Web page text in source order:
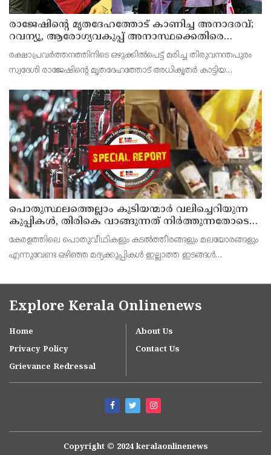
രാജേഷിന്റെ മൃതദേഹത്തോട് കാണിച്ച അനാദരവ്;
റവന്യൂ, ആരോഗ്യവകുപ്പ് അനാസ്ഥക്കെതിരെ
കടുത്ത നടപടി വേണം; ഡിവൈഎഫ്ഐ
ശക്തമായ പ്രതിഷേധത്തിലേക്ക്
രക്ഷാപ്രവർത്തനത്തിനിടെ ഒഴുക്കിൽപെട്ട് മരിച്ച തിരുവനന്തപുരം
സ്വദേശി രാജേഷിന്റെ മൃതദേഹത്തോട് അധികൃതർ കാട്ടിയ
കണ്ണൂർ ജില്ലാ സെക്രട്ടറിയേറ്റ് ശക്തമായി പ്രതിഷേധിക്ക
പൊതുസ്ഥലത്തെല്ലാം കുടിയന്മാര്‍ വലിച്ചെറിയുന്ന
കുപ്പികള്‍, തിരികെ വാങ്ങുന്നത് നിര്‍ത്തുന്നതോടെ
ഇത് ഇരട്ടിക്കും, കോടികളുടെ ലാഭമുള്ള പദ്ധതി
നിര്‍ത്തിയത് എന്തിന്? സര്‍ക്കാരിന്റേത് തലതിരിഞ്ഞ
തീരുമാനമോ?
കേരളത്തിലെ പൊതുവീഥികളും കടല്‍ത്തീരങ്ങളും മലയോരങ്ങളും
എന്നുവേണ്ട ഒഴിഞ്ഞ മദ്യക്കുപ്പികള്‍ ഇല്ലാത്ത ഇടങ്ങള്‍
Explore Kerala Onlinenews
Home
About Us
Privacy Policy
Contact Us
Grievance Redressal
Copyright © 2024 keralaonlinenews